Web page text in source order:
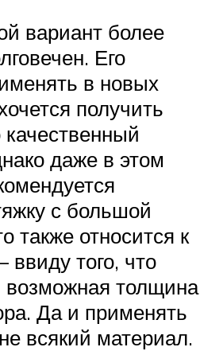
вариант более
Его
в новых
получить
даже в этом
с большой
также относится к
ввиду того, что
толщина
Да и применять
всякий материал.